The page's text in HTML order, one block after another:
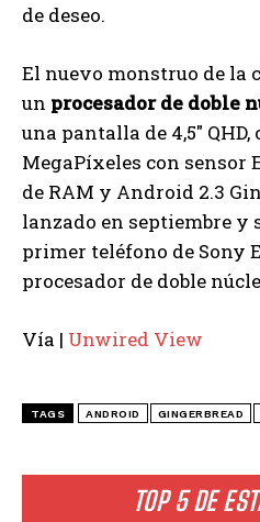
TOP 5 DE
de deseo.
El nuevo monstruo de la
un procesador de doble
una pantalla de 4,5″ QHD,
MegaPíxeles con sensor
de RAM y Android 2.3
lanzado en septiembre y
primer teléfono de Sony
procesador de doble
Vía | Unwired View
TAGS ANDROID GINGERBREAD